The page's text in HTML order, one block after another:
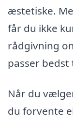
æstetiske.
får du ikke
rådgivning
passer bedst
Når du
du forvente